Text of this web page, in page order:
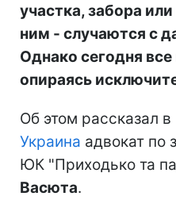
участка, забора
ним - случаются с
Однако сегодня
опираясь
Об этом рассказал
Украина адвокат по
ЮК "Приходько та
Васюта.